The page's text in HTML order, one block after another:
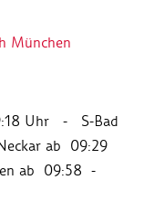
München
Uhr - S-Bad
ab 09:29
ab 09:58 -